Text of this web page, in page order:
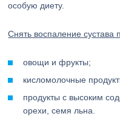
особую диету.
Снять воспаление сустава
овощи и фрукты;
кисломолочные
продукты с высоким
орехи, семя льна.